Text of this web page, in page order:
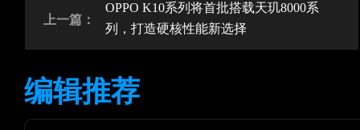
上一篇：
OPPO K10系列将首批搭载天玑8000系
列，打造硬核性能新选择
编辑推荐